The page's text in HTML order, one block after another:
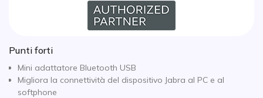
Punti forti
Mini adattatore Bluetooth USB
Migliora la connettività del dispositivo Jabra al PC e al
softphone